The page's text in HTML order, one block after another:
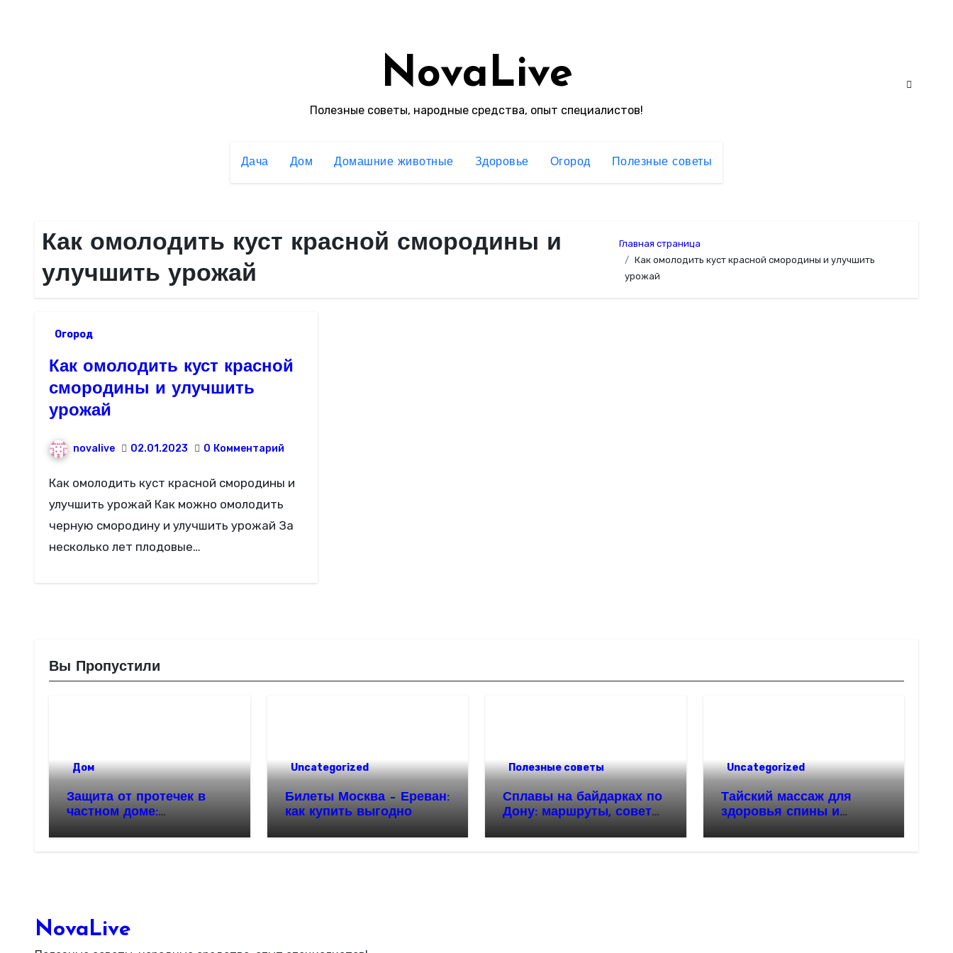
NovaLive
Полезные советы, народные средства, опыт специалистов!
Дача Дом Домашние животные Здоровье Огород Полезные советы
Как омолодить куст красной смородины и
улучшить урожай
Главная страница
Как омолодить куст красной смородины и улучшить
урожай
Огород
Как омолодить куст красной
смородины и улучшить
урожай
novalive 02.01.2023 0 Комментарий
Как омолодить куст красной смородины и
улучшить урожай Как можно омолодить
черную смородину и улучшить урожай За
несколько лет плодовые…
Вы Пропустили
Дом
Защита от протечек в
частном доме:
автоматизация
Uncategorized
Билеты Москва – Ереван:
как купить выгодно
Полезные советы
Сплавы на байдарках по
Дону: маршруты, советы
Uncategorized
Тайский массаж для
здоровья спины и
NovaLive